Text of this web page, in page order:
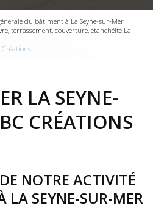
du bâtiment à La Seyne-sur-Mer
terrassement, couverture, étanchéité La
Créations
LA SEYNE-
CRÉATIONS
NOTRE ACTIVITÉ
LA SEYNE-SUR-MER